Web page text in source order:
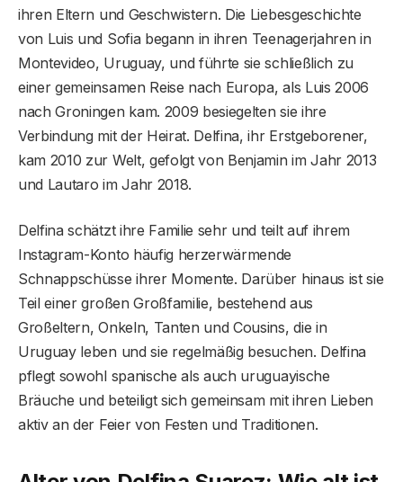
ihren Eltern und Geschwistern. Die Liebesgeschichte
von Luis und Sofia begann in ihren Teenagerjahren in
Montevideo, Uruguay, und führte sie schließlich zu
einer gemeinsamen Reise nach Europa, als Luis 2006
nach Groningen kam. 2009 besiegelten sie ihre
Verbindung mit der Heirat. Delfina, ihr Erstgeborener,
kam 2010 zur Welt, gefolgt von Benjamin im Jahr 2013
und Lautaro im Jahr 2018.
Delfina schätzt ihre Familie sehr und teilt auf ihrem
Instagram-Konto häufig herzerwärmende
Schnappschüsse ihrer Momente. Darüber hinaus ist sie
Teil einer großen Großfamilie, bestehend aus
Großeltern, Onkeln, Tanten und Cousins, die in
Uruguay leben und sie regelmäßig besuchen. Delfina
pflegt sowohl spanische als auch uruguayische
Bräuche und beteiligt sich gemeinsam mit ihren Lieben
aktiv an der Feier von Festen und Traditionen.